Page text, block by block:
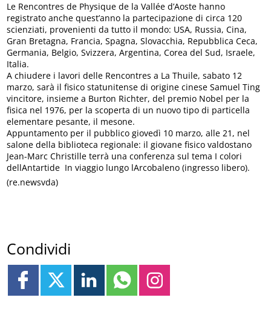
Le Rencontres de Physique de la Vallée d’Aoste hanno
registrato anche quest’anno la partecipazione di circa 120
scienziati, provenienti da tutto il mondo: USA, Russia, Cina,
Gran Bretagna, Francia, Spagna, Slovacchia, Repubblica Ceca,
Germania, Belgio, Svizzera, Argentina, Corea del Sud, Israele,
Italia.
A chiudere i lavori delle Rencontres a La Thuile, sabato 12
marzo, sarà il fisico statunitense di origine cinese Samuel Ting
vincitore, insieme a Burton Richter, del premio Nobel per la
fisica nel 1976, per la scoperta di un nuovo tipo di particella
elementare pesante, il mesone.
Appuntamento per il pubblico giovedì 10 marzo, alle 21, nel
salone della biblioteca regionale: il giovane fisico valdostano
Jean-Marc Christille terrà una conferenza sul tema I colori
dellAntartide  In viaggio lungo lArcobaleno (ingresso libero).
(re.newsvda)
Condividi